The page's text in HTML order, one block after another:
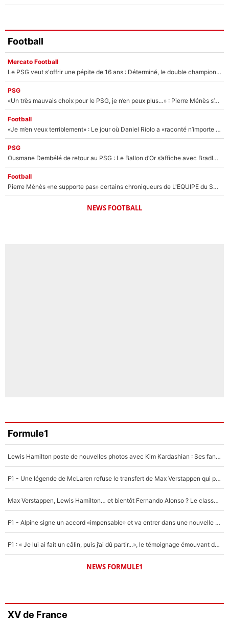
Football
Mercato Football
Le PSG veut s'offrir une pépite de 16 ans : Déterminé, le double champion d'Europe en titre est prêt à lâcher 40M€ pour celui que l'on compare déjà à Vinicius Jr !
PSG
«Un très mauvais choix pour le PSG, je n’en peux plus…» : Pierre Ménès s’est complètement trompé avec Luis Enrique et ces déclarations le prouvent !
Football
«Je m’en veux terriblement» : Le jour où Daniel Riolo a «raconté n’importe quoi» dans l'After Foot !
PSG
Ousmane Dembélé de retour au PSG : Le Ballon d’Or s’affiche avec Bradley Barcola en plein cœur du feuilleton sur son départ !
Football
Pierre Ménès «ne supporte pas» certains chroniqueurs de L'EQUIPE du Soir : Ils vont tous partir !
NEWS FOOTBALL
Formule1
Lewis Hamilton poste de nouvelles photos avec Kim Kardashian : Ses fans le voient déjà redevenir champion du monde de F1 grâce à elle !
F1 - Une légende de McLaren refuse le transfert de Max Verstappen qui pourrait «faire des vagues» et plomber l'ambiance dans l'équipe
Max Verstappen, Lewis Hamilton… et bientôt Fernando Alonso ? Le classement des pilotes les mieux payés en Formule 1 risque de changer !
F1 - Alpine signe un accord «impensable» et va entrer dans une nouvelle dimension : Grande nouvelle pour Pierre Gasly !
F1 : « Je lui ai fait un câlin, puis j’ai dû partir...», le témoignage émouvant de Max Verstappen sur sa fille
NEWS FORMULE1
XV de France